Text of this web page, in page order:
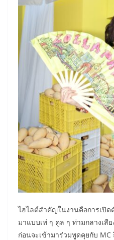
ไฮไลต์สำคัญในงานคือการเปิด
มาแบบเท่ ๆ คูล ๆ ท่ามกลางเสี
ก่อนจะเข้ามาร่วมพูดคุยกับ